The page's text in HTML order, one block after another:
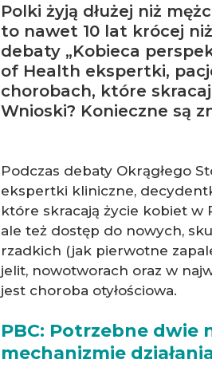
Polki żyją dłużej niż
to nawet 10 lat krócej
debaty „Kobieca
of Health ekspertki,
chorobach, które
Wnioski? Konieczne są
Podczas debaty Okrągłego
ekspertki kliniczne,
które skracają życie kobiet w
ale też dostęp do nowych,
rzadkich (jak pierwotne
jelit, nowotworach oraz w
jest choroba otyłościowa.
PBC: Potrzebne dwie
mechanizmie